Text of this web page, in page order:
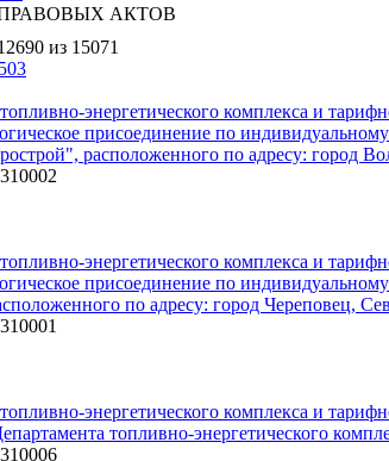
АКТОВ
из 15071
503
энергетического комплекса и
присоединение по
расположенного по адресу: город
энергетического комплекса и
присоединение по
по адресу: город Череповец,
энергетического комплекса и
топливно-энергетического